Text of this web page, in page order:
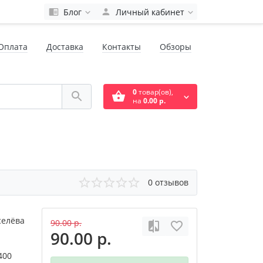
Блог Личный кабинет
Доставка Контакты Обзоры
0товар(ов),
на 0.00 р.
0 отзывов
90.00 р.
90.00 р.